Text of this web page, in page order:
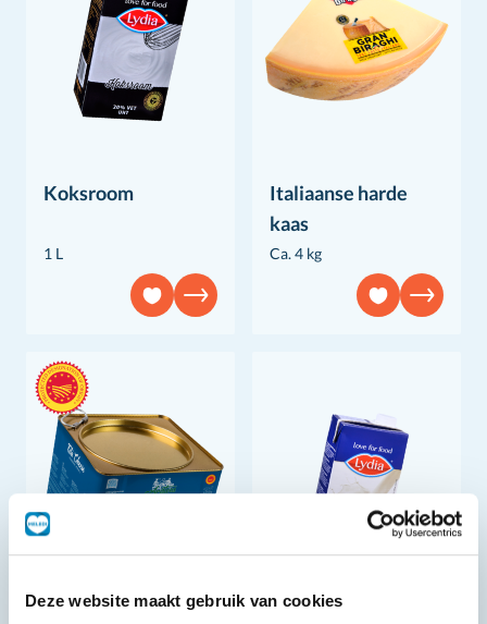
Deze website maakt gebruik van cookies
Koksroom
1 L
Italiaanse harde
kaas
Ca. 4 kg